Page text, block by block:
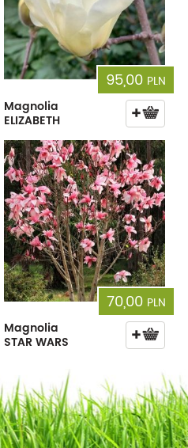
95,00 PLN
Magnolia
ELIZABETH
70,00 PLN
Magnolia
STAR WARS